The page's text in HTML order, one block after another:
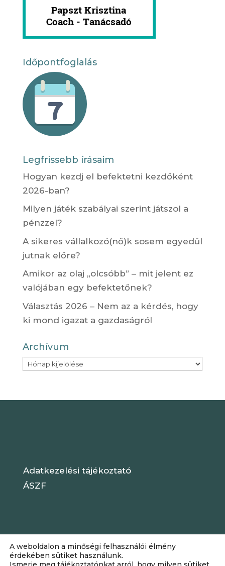
Időpontfoglalás
Legfrissebb írásaim
Hogyan kezdj el befektetni kezdőként
2026-ban?
Milyen játék szabályai szerint játszol a
pénzzel?
A sikeres vállalkozó(nő)k sosem egyedül
jutnak előre?
Amikor az olaj „olcsóbb” – mit jelent ez
valójában egy befektetőnek?
Választás 2026 – Nem az a kérdés, hogy
ki mond igazat a gazdaságról
Archívum
Archívum
Adatkezelési tájékoztató
ÁSZF
A weboldalon a minőségi felhasználói élmény
érdekében sütiket használunk.